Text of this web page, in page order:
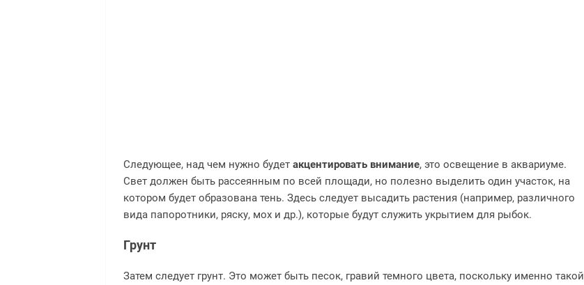
Следующее, над чем нужно будет акцентировать внимание, это освещение в аквариуме.
Свет должен быть рассеянным по всей площади, но полезно выделить один участок, на
котором будет образована тень. Здесь следует высадить растения (например, различного
вида папоротники, ряску, мох и др.), которые будут служить укрытием для рыбок.
Грунт
Затем следует грунт. Это может быть песок, гравий темного цвета, поскольку именно такой